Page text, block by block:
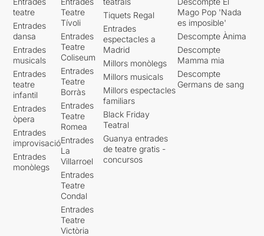
teatre
Entrades
dansa
Entrades
musicals
Entrades
teatre
infantil
Entrades
òpera
Entrades
improvisació
Entrades
monòlegs
Teatre
Tívoli
Entrades
Teatre
Coliseum
Entrades
Teatre
Borràs
Entrades
Teatre
Romea
Entrades
La
Villarroel
Entrades
Teatre
Condal
Entrades
Teatre
Victòria
Tiquets Regal
Entrades
espectacles a
Madrid
Millors monòlegs
Millors musicals
Millors espectacles
familiars
Black Friday
Teatral
Guanya entrades
de teatre gratis -
concursos
Mago Pop 'Nada
es imposible'
Descompte Ànima
Descompte
Mamma mia
Descompte
Germans de sang